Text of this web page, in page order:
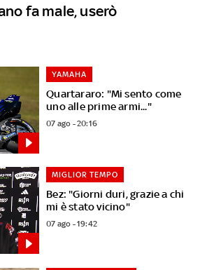
fa male, userò
Quartararo: "Mi sento come
uno alle prime armi..."
YAMAHA
07 ago - 20:16
Bez: "Giorni duri, grazie a chi
mi è stato vicino"
MIGLIOR TEMPO
07 ago - 19:42